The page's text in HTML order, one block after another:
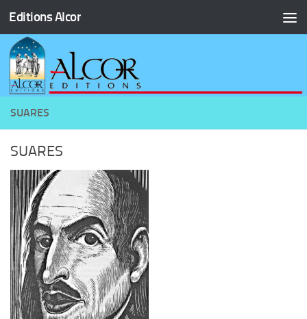
Skip to content
Editions Alcor
SUARES
SUARES